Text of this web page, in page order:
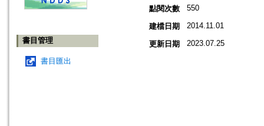
書目管理
書目匯出
點閱次數
550
建檔日期 2014.11.01
更新日期 2023.07.25